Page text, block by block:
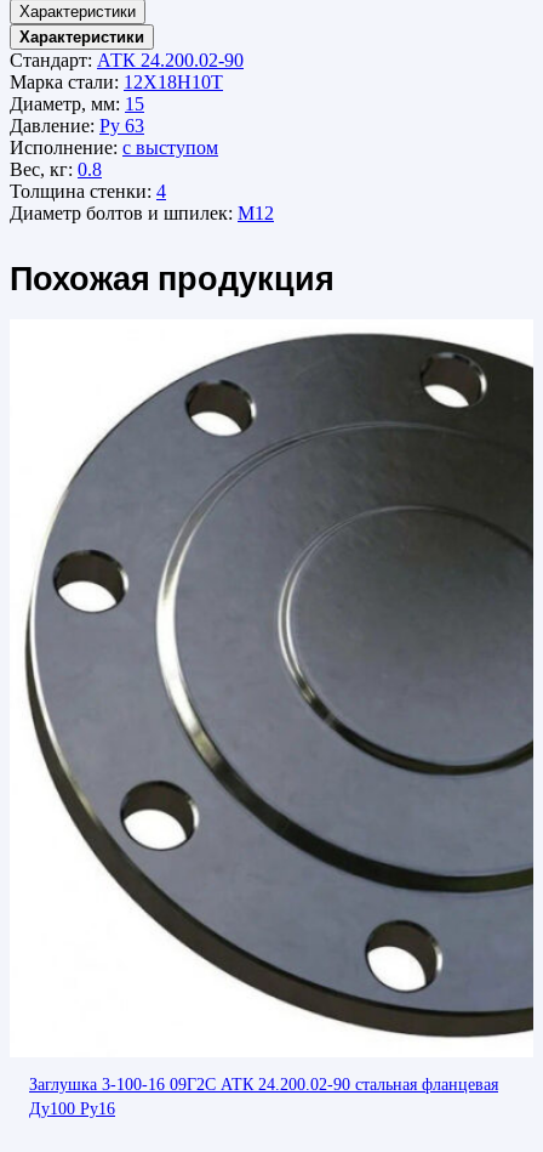
Характеристики
Характеристики
Стандарт: АТК 24.200.02-90
Марка стали: 12Х18Н10Т
Диаметр, мм: 15
Давление: Ру 63
Исполнение: с выступом
Вес, кг: 0.8
Толщина стенки: 4
Диаметр болтов и шпилек: М12
Похожая продукция
Заглушка 3-100-16 09Г2С АТК 24.200.02-90 стальная фланцевая
Ду100 Ру16